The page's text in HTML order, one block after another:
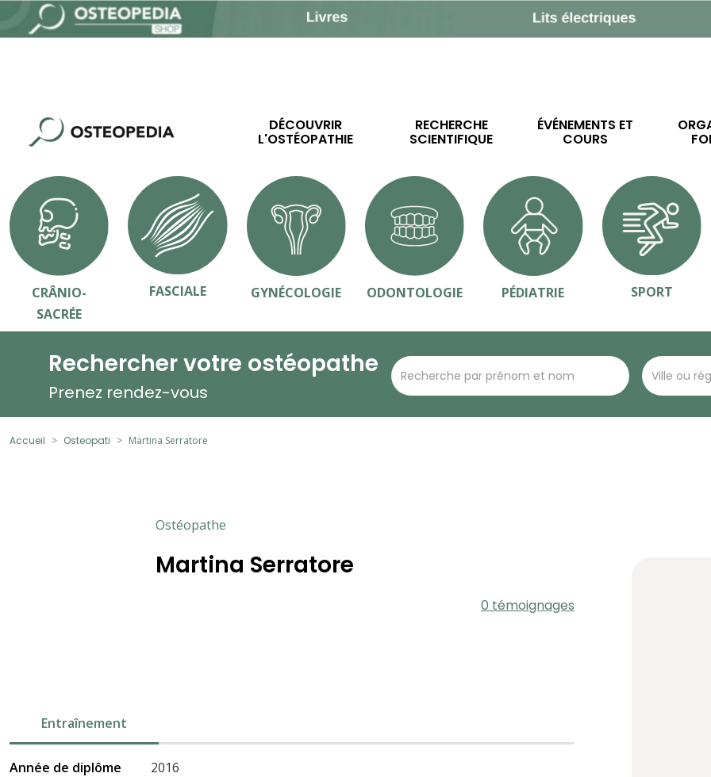
DÉCOUVRIR
L'OSTÉOPATHIE
RECHERCHE
SCIENTIFIQUE
ÉVÉNEMENTS ET
COURS
CRÂNIO-
SACRÉE
FASCIALE GYNÉCOLOGIE ODONTOLOGIE PÉDIATRIE SPORT
Rechercher votre ostéopathe
Prenez rendez-vous
Accueil Osteopati Martina Serratore
Ostéopathe
Martina Serratore
0 témoignages
Entraînement
Année de diplôme 2016